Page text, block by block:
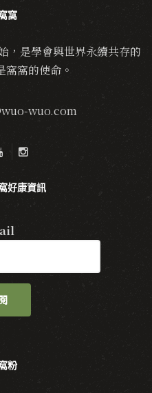
窩
，是學會與世界永續共存的
窩的使命。
wuo.com
好康資訊
粉